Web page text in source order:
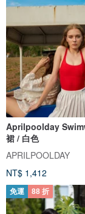
Aprilpoolday
裙 / 白色
APRILPOOLDAY
NT$ 1,412
免運 88 折